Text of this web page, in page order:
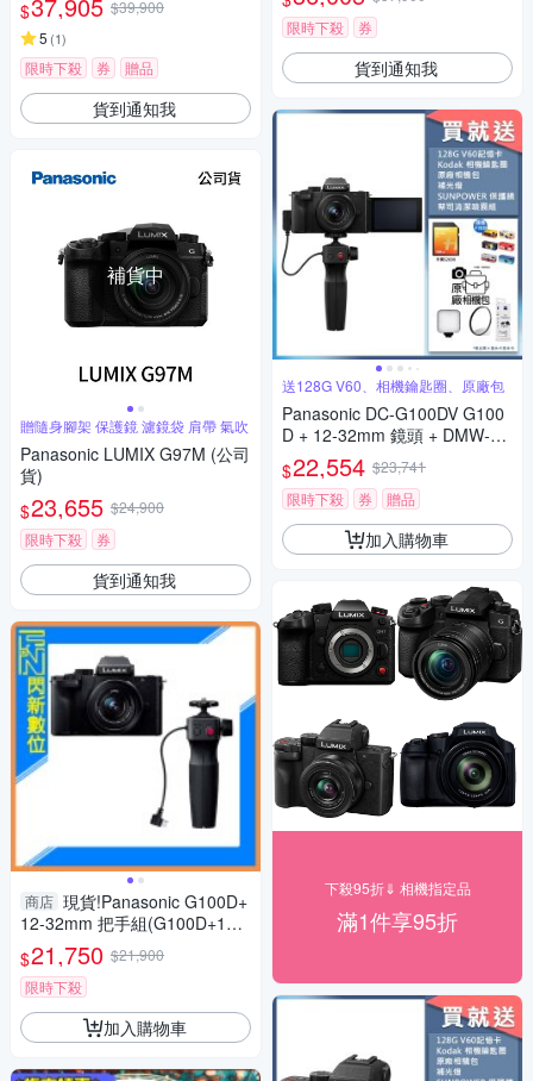
$37,905 $39,900
5 (1)
限時下殺 券 贈品
貨到通知我
補貨中
贈隨身腳架 保護鏡 濾鏡袋 肩帶 氣吹
Panasonic LUMIX G97M (公司
貨)
$23,655 $24,900
限時下殺
券
貨到通知我
商店 現貨!Panasonic G100D+
12-32mm 把手組(G100D+123
2+SHGR2，公司貨)G100
$21,750 $21,900
限時下殺
加入購物車
限時下殺
券
貨到通知我
送128G V60、相機鑰匙圈、原廠包
Panasonic DC-G100DV G100
D + 12-32mm 鏡頭 + DMW-SH
GR2 三腳架握把組 公司貨
$22,554 $23,741
限時下殺
券 贈品
加入購物車
下殺95折⇓ 相機指定品
滿1件享95折